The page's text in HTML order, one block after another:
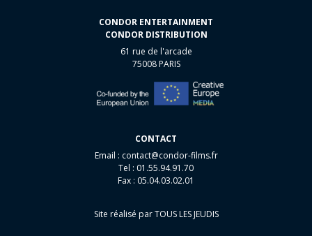
CONDOR ENTERTAINMENT
CONDOR DISTRIBUTION
61 rue de l'arcade
75008 PARIS
CONTACT
Email : contact@condor-films.fr
Tel : 01.55.94.91.70
Fax : 05.04.03.02.01
Site réalisé par TOUS LES JEUDIS